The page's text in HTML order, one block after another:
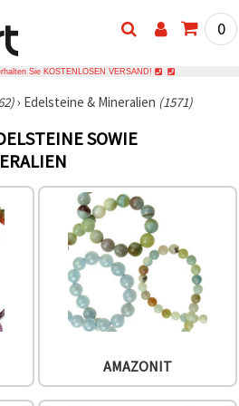
0
Sie KOSTENLOSEN VERSAND!
› Edelsteine & Mineralien (1571)
SOWIE
AMAZONIT